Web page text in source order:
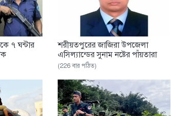
৭ ঘন্টার
শরীয়তপুরের জাজিরা উপজেলা
এসিল্যান্ডের সুনাম নষ্টের পাঁয়তারা
(226 বার পঠিত)